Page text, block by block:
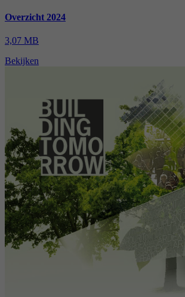
Overzicht 2024
3,07 MB
Bekijken